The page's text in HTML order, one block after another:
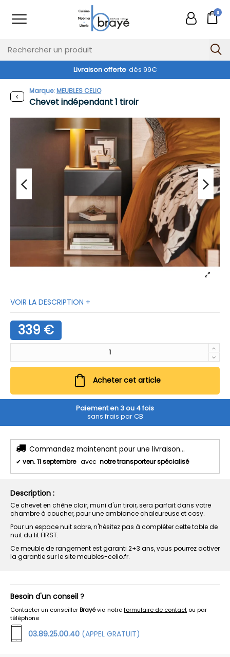
0
Livraison offerte dès 99€
Chevet indépendant 1 tiroir
Marque:MEUBLES CELIO
VOIR LA DESCRIPTION +
339 €
Acheter cet article
Paiement en 3 ou 4 fois
sans frais par CB
Commandez maintenant pour une livraison...
✔ ven. 11 septembre avec notre transporteur spécialisé
Description :
Ce chevet en chêne clair, muni d'un tiroir, sera parfait dans votre
chambre à coucher, pour une ambiance chaleureuse et cosy.
Pour un espace nuit sobre, n'hésitez pas à compléter cette table de
nuit du lit FIRST.
Ce meuble de rangement est garanti 2+3 ans, vous pourrez activer
la garantie sur le site meubles-celio.fr.
Besoin d'un conseil ?
Contacter un conseillerBrayévia notreformulaire de contact ou par
téléphone
03.89.25.00.40 (APPEL GRATUIT)